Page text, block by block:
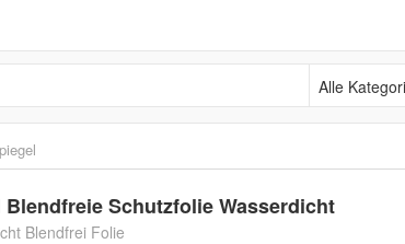
Alle Kategorien
Schutzfolie Wasserdicht
Blendfrei Folie